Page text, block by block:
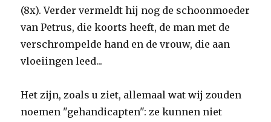
(8x). Verder vermeldt hij nog de schoonmoeder
van Petrus, die koorts heeft, de man met de
verschrompelde hand en de vrouw, die aan
vloeiingen leed...
Het zijn, zoals u ziet, allemaal wat wij zouden
noemen "gehandicapten": ze kunnen niet